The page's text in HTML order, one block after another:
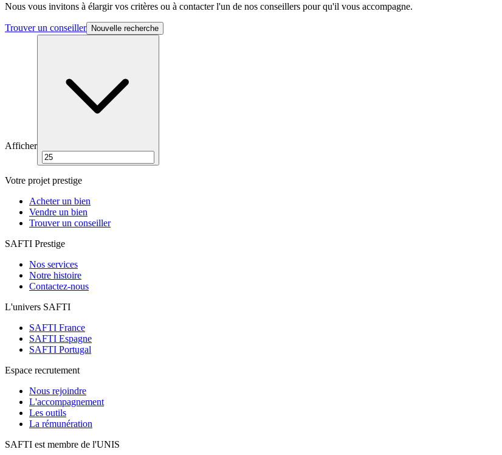
Nous vous invitons à élargir vos critères ou à contacter l'un de nos conseillers pour qu'il vous accompagne.
Trouver un conseiller Nouvelle recherche
Afficher
Votre projet prestige
Acheter un bien
Vendre un bien
Trouver un conseiller
SAFTI Prestige
Nos services
Notre histoire
Contactez-nous
L'univers SAFTI
SAFTI France
SAFTI Espagne
SAFTI Portugal
Espace recrutement
Nous rejoindre
L'accompagnement
Les outils
La rémunération
SAFTI est membre de l'UNIS